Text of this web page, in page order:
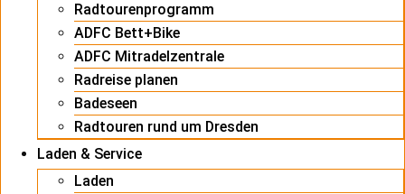
Radtourenprogramm
ADFC Bett+Bike
ADFC Mitradelzentrale
Radreise planen
Badeseen
Radtouren rund um Dresden
Laden & Service
Laden